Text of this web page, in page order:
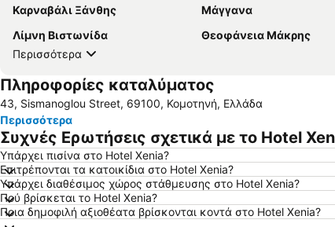
Καρναβάλι Ξάνθης
Μάγγανα
Λίμνη Βιστωνίδα
Θεοφάνεια Μάκρης
Περισσότερα
Πληροφορίες καταλύματος
43, Sismanoglou Street, 69100, Κομοτηνή, Ελλάδα
Περισσότερα
Συχνές Ερωτήσεις σχετικά με το Hotel
Υπάρχει πισίνα στο Hotel Xenia?
Επιτρέπονται τα κατοικίδια στο Hotel Xenia?
Υπάρχει διαθέσιμος χώρος στάθμευσης στο Hotel Xenia?
Πού βρίσκεται το Hotel Xenia?
Ποια δημοφιλή αξιοθέατα βρίσκονται κοντά στο Hotel Xenia?